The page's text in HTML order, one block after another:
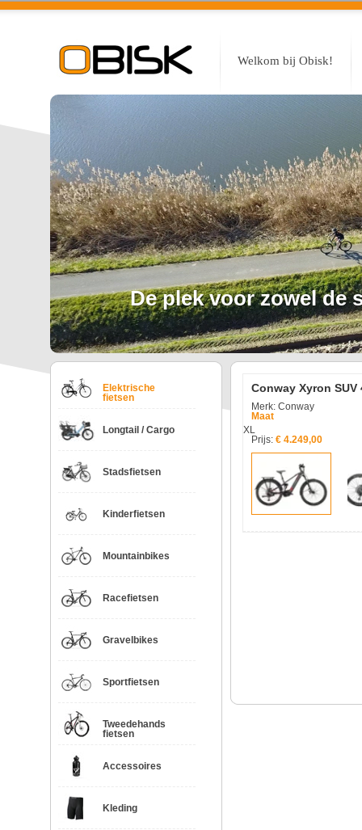
Welkom bij Obisk!
De plek voor zowel de
Elektrische
fietsen
Longtail / Cargo
Stadsfietsen
Kinderfietsen
Mountainbikes
Racefietsen
Gravelbikes
Sportfietsen
Tweedehands
fietsen
Accessoires
Kleding
Conway Xyron SUV
Merk: Conway
Maat
XL
Prijs: € 4.249,00